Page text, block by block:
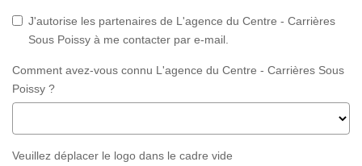
J'autorise les partenaires de L'agence du Centre - Carrières
Sous Poissy à me contacter par e-mail.
Comment avez-vous connu L'agence du Centre - Carrières Sous
Poissy ?
Veuillez déplacer le logo dans le cadre vide